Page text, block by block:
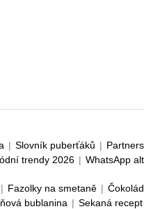
| Slovník puberťáků |
trendy 2026 | WhatsApp
| Fazolky na smetaně |
bublanina | Sekaná recept